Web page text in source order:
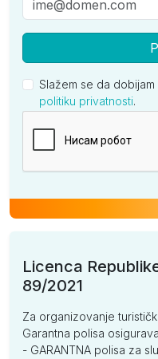
Slažem se da
politiku privatnosti.
Licenca
89/2021
Za organizovanje
Garantna polisa
- GARANTNA polisa za